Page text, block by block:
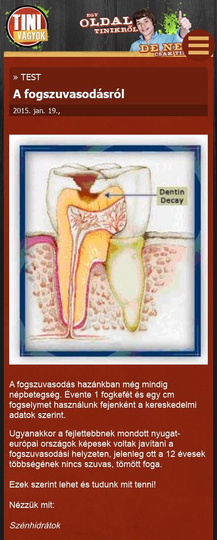
» TEST
A fogszuvasodásról
2015. jan. 19.,
A fogszuvasodás hazánkban még mindig
népbetegség. Évente 1 fogkefét és egy cm
fogselymet használunk fejenként a kereskedelmi
adatok szerint.
Ugyanakkor a fejlettebbnek mondott nyugat-
európai országok képesek voltak javítani a
fogszuvasodási helyzeten, jelenleg ott a 12 évesek
többségének nincs szuvas, tömött foga.
Ezek szerint lehet és tudunk mit tenni!
Nézzük mit:
Szénhidrátok